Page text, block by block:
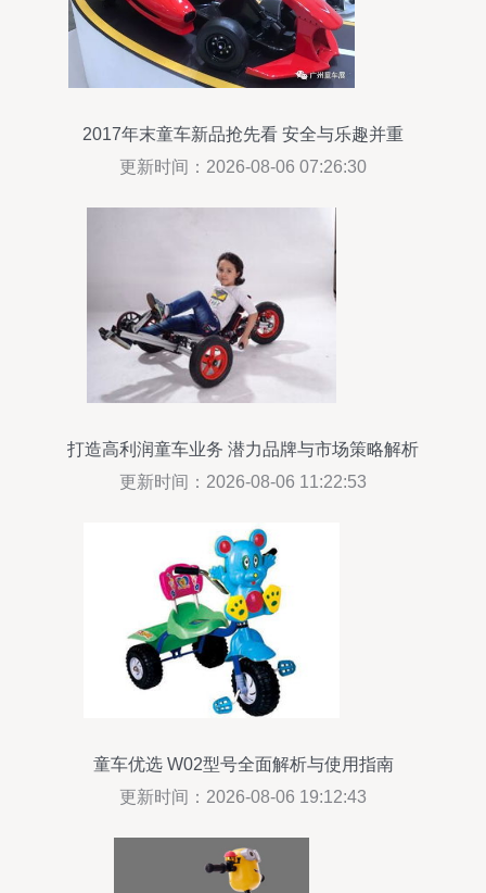
2017年末童车新品抢先看 安全与乐趣并重
更新时间：2026-08-06 07:26:30
打造高利润童车业务 潜力品牌与市场策略解析
更新时间：2026-08-06 11:22:53
童车优选 W02型号全面解析与使用指南
更新时间：2026-08-06 19:12:43